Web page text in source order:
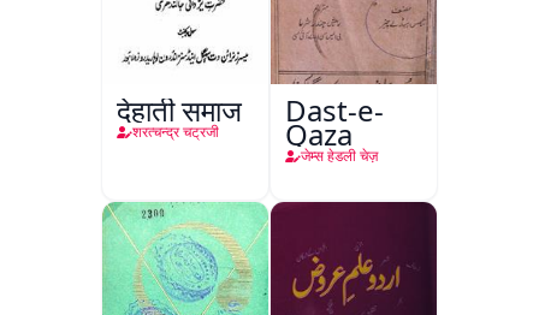
देहाती समाज
शरत्चन्द्र चट्रजी
Dast-e-
Qaza
जेम्स हेडली चेज़